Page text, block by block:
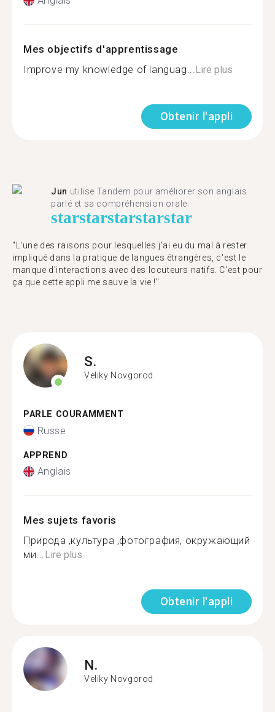
Mes objectifs d'apprentissage
Improve my knowledge of languag...Lire plus
Obtenir l'appli
Jun utilise Tandem pour améliorer son anglais
parlé et sa compréhension orale.
starstarstarstarstar
"L'une des raisons pour lesquelles j'ai eu du mal à rester
impliqué dans la pratique de langues étrangères, c'est le
manque d'interactions avec des locuteurs natifs. C'est pour
ça que cette appli me sauve la vie !"
S.
Veliky Novgorod
PARLE COURAMMENT
Russe
APPREND
Anglais
Mes sujets favoris
Природа ,культура ,фотография, окружающий
ми...Lire plus
Obtenir l'appli
N.
Veliky Novgorod